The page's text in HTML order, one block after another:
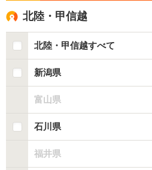
北陸・甲信越
北陸・甲信越すべて
新潟県
富山県
石川県
福井県